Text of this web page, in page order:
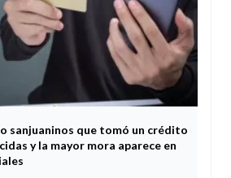
sanjuaninos que tomó un crédito
y la mayor mora aparece en